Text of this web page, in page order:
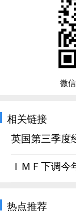
微
相关链接
英国第三季度
ＩＭＦ下调
热点推荐